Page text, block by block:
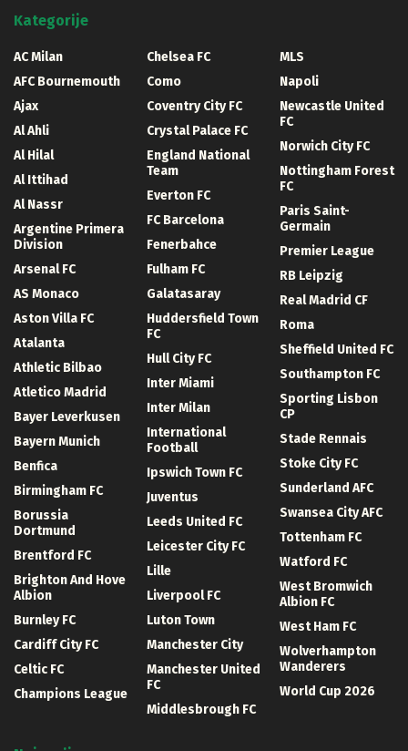
Kategorije
AC Milan
AFC Bournemouth
Ajax
Al Ahli
Al Hilal
Al Ittihad
Al Nassr
Argentine Primera
Division
Arsenal FC
AS Monaco
Aston Villa FC
Atalanta
Athletic Bilbao
Atletico Madrid
Bayer Leverkusen
Bayern Munich
Benfica
Birmingham FC
Borussia
Dortmund
Brentford FC
Brighton And Hove
Albion
Burnley FC
Cardiff City FC
Celtic FC
Champions League
Chelsea FC
Como
Coventry City FC
Crystal Palace FC
England National
Team
Everton FC
FC Barcelona
Fenerbahce
Fulham FC
Galatasaray
Huddersfield Town
FC
Hull City FC
Inter Miami
Inter Milan
International
Football
Ipswich Town FC
Juventus
Leeds United FC
Leicester City FC
Lille
Liverpool FC
Luton Town
Manchester City
Manchester United
FC
Middlesbrough FC
MLS
Napoli
Newcastle United
FC
Norwich City FC
Nottingham Forest
FC
Paris Saint-
Germain
Premier League
RB Leipzig
Real Madrid CF
Roma
Sheffield United FC
Southampton FC
Sporting Lisbon
CP
Stade Rennais
Stoke City FC
Sunderland AFC
Swansea City AFC
Tottenham FC
Watford FC
West Bromwich
Albion FC
West Ham FC
Wolverhampton
Wanderers
World Cup 2026